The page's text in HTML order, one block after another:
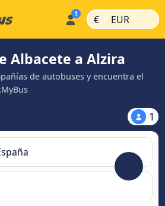
€ | EUR |
Albacete a Alzira
de autobuses y encuentra el
1